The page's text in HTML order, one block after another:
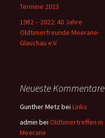
Termine 2023
1982 – 2022: 40 Jahre
Oldtimerfreunde Meerane-
Glauchau e.V.
Neueste Kommentare
Gunther Metzbei Links
admin bei Oldtimertreffen in
Meerane